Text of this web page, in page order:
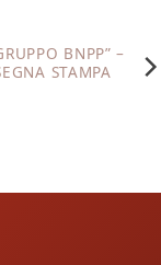
BNPP” –
STAMPA